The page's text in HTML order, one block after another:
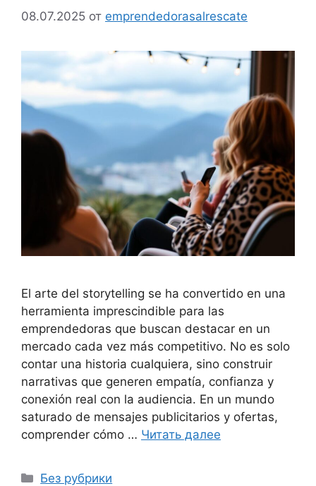
08.07.2025 от emprendedorasalrescate
El arte del storytelling se ha convertido en una
herramienta imprescindible para las
emprendedoras que buscan destacar en un
mercado cada vez más competitivo. No es solo
contar una historia cualquiera, sino construir
narrativas que generen empatía, confianza y
conexión real con la audiencia. En un mundo
saturado de mensajes publicitarios y ofertas,
comprender cómo … Читать далее
Рубрики
Без рубрики